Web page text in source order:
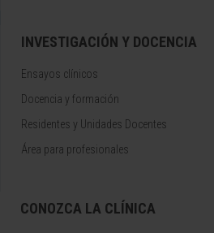
INVESTIGACIÓN Y DOCENCIA
Ensayos clínicos
Docencia y formación
Residentes y Unidades Docentes
Área para profesionales
CONOZCA LA CLÍNICA